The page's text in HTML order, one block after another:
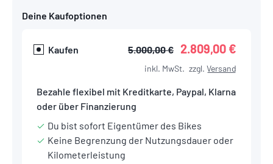
Deine Kaufoptionen
Kaufen 5.000,00 € 2.809,00 €
inkl. MwSt. zzgl. Versand
Bezahle flexibel mit Kreditkarte, Paypal, Klarna
oder über Finanzierung
Du bist sofort Eigentümer des Bikes
Keine Begrenzung der Nutzungsdauer oder
Kilometerleistung